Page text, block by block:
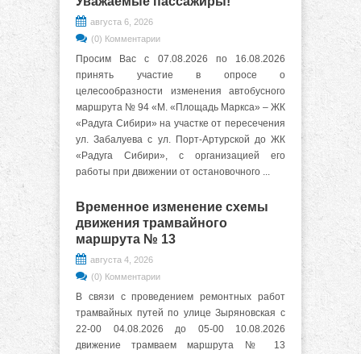
августа 6, 2026
(0) Комментарии
Просим Вас с 07.08.2026 по 16.08.2026
принять участие в опросе о
целесообразности изменения автобусного
маршрута № 94 «М. «Площадь Маркса» – ЖК
«Радуга Сибири» на участке от пересечения
ул. Забалуева с ул. Порт-Артурской до ЖК
«Радуга Сибири», с организацией его
работы при движении от остановочного ...
Временное изменение схемы
движения трамвайного
маршрута № 13
августа 4, 2026
(0) Комментарии
В связи с проведением ремонтных работ
трамвайных путей по улице Зыряновская с
22-00 04.08.2026 до 05-00 10.08.2026
движение трамваем маршрута № 13